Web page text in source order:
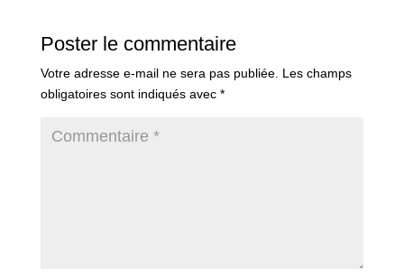
Poster le commentaire
Votre adresse e-mail ne sera pas publiée. Les champs
obligatoires sont indiqués avec *